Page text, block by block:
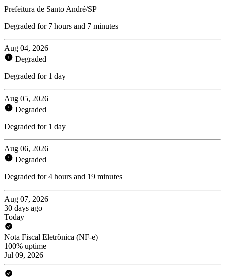
Prefeitura de Santo André/SP
Degraded for 7 hours and 7 minutes
Aug 04, 2026
Degraded
Degraded for 1 day
Aug 05, 2026
Degraded
Degraded for 1 day
Aug 06, 2026
Degraded
Degraded for 4 hours and 19 minutes
Aug 07, 2026
30 days ago
Today
Nota Fiscal Eletrônica (NF-e)
100% uptime
Jul 09, 2026